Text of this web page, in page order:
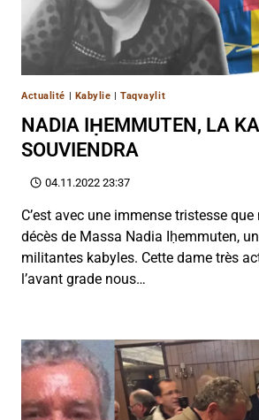
Actualité Kabylie |Taqvaylit
NADIA IḤEMMUTEN, LA
SOUVIENDRA
04.11.2022 23:37
C’est avec une immense tristesse
décès de Massa Nadia Iḥemmuten,
militantes kabyles. Cette dame très
l’avant grade nous…